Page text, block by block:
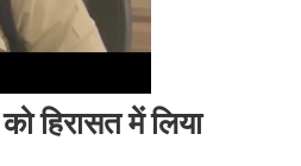
हिरासत में लिया